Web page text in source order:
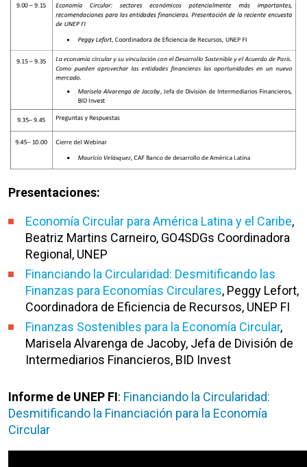
Presentaciones:
Economía Circular para América Latina y el Caribe,
Beatriz Martins Carneiro, GO4SDGs Coordinadora
Regional, UNEP
Financiando la Circularidad: Desmitificando las
Finanzas para Economías Circulares, Peggy Lefort,
Coordinadora de Eficiencia de Recursos, UNEP FI
Finanzas Sostenibles para la Economía Circular,
Marisela Alvarenga de Jacoby, Jefa de División de
Intermediarios Financieros, BID Invest
Informe de UNEP FI: Financiando la Circularidad:
Desmitificando la Financiación para la Economía
Circular